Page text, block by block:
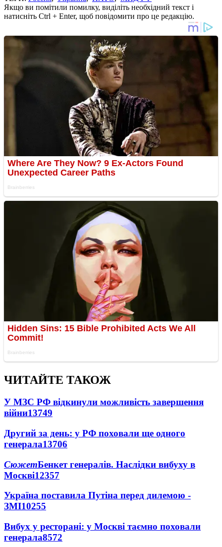
Якщо ви помітили помилку, виділіть необхідний текст і
натисніть Ctrl + Enter, щоб повідомити про це редакцію.
ЧИТАЙТЕ ТАКОЖ
У МЗС РФ відкинули можливість завершення
війни13749
Другий за день: у РФ поховали ще одного
генерала13706
СюжетБенкет генералів. Наслідки вибуху в
Москві12357
Україна поставила Путіна перед дилемою -
ЗМІ10255
Вибух у ресторані: у Москві таємно поховали
генерала8572